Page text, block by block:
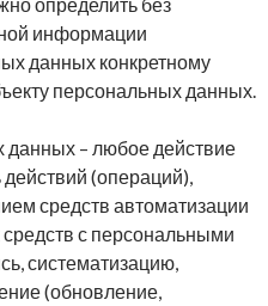
информации
данных конкретному
персональных данных.
данных – любое действие
(операций),
средств автоматизации
средств с персональными
систематизацию,
(обновление,